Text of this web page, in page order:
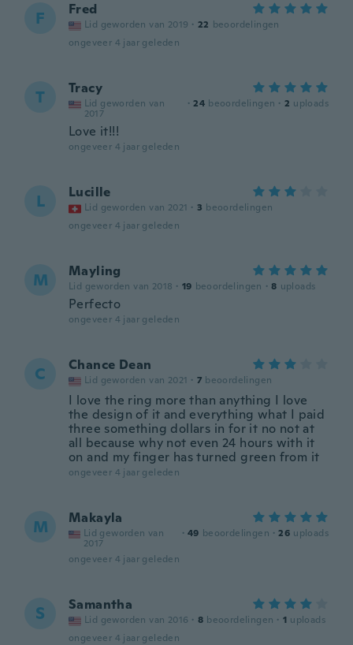
F Fred
Lid geworden van 2019 · 22 beoordelingen
ongeveer 4 jaar geleden
T Tracy
Lid geworden van
2017
· 24 beoordelingen · 2 uploads
Love it!!!
ongeveer 4 jaar geleden
L Lucille
Lid geworden van 2021 · 3 beoordelingen
ongeveer 4 jaar geleden
M Mayling
Lid geworden van 2018 · 19 beoordelingen · 8 uploads
Perfecto
ongeveer 4 jaar geleden
C Chance Dean
Lid geworden van 2021 · 7 beoordelingen
I love the ring more than anything I love
the design of it and everything what I paid
three something dollars in for it no not at
all because why not even 24 hours with it
on and my finger has turned green from it
ongeveer 4 jaar geleden
M Makayla
Lid geworden van
2017
· 49 beoordelingen · 26 uploads
ongeveer 4 jaar geleden
S Samantha
Lid geworden van 2016 · 8 beoordelingen · 1 uploads
ongeveer 4 jaar geleden